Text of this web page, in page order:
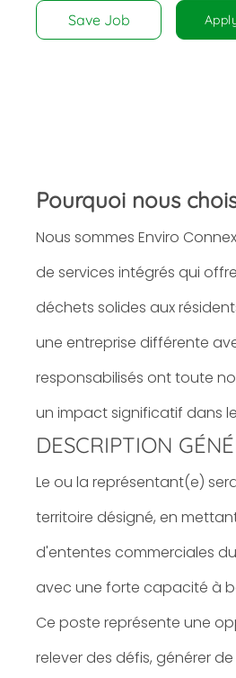
menu.
Save Job
Pourquoi nous
Nous sommes Enviro
de services intégrés qui
déchets solides aux
une entreprise différente
responsabilisés ont toute
un impact significatif dans
DESCRIPTION
Le ou la représentant(e)
territoire désigné, en
d'ententes commerciales
avec une forte capacité à
Ce poste représente une
relever des défis, générer